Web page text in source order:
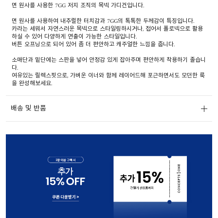
면 원사를 사용한 7GG 저지 조직의 목넥 가디건입니다.
면 원사를 사용하여 내추럴한 터치감과 7GG의 톡톡한 두께감이 특징입니다.
카라는 세워서 자연스러운 목넥으로 스타일링하시거나, 접어서 폴로넥으로 활용
하실 수 있어 다양하게 연출이 가능한 스타일입니다.
버튼 오프닝으로 되어 있어 좀 더 편안하고 캐주얼한 느낌을 줍니다.
소매단과 밑단에는 스판을 넣어 안정감 있게 잡아주며 편안하게 착용하기 졸습니
다.
여유있는 릴렉스핏으로, 가벼운 이너와 함께 레이어드해 포근하면서도 모던한 룩
을 완성해보세요.
배송 및 반품